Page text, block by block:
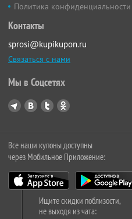
Политика конфиденциальности
Контакты
sprosi@kupikupon.ru
Связаться с нами
Мы в Соцсетях
Все наши купоны доступны
через Мобильное Приложение:
Ищите скидки поблизости,
не выходя из чата: